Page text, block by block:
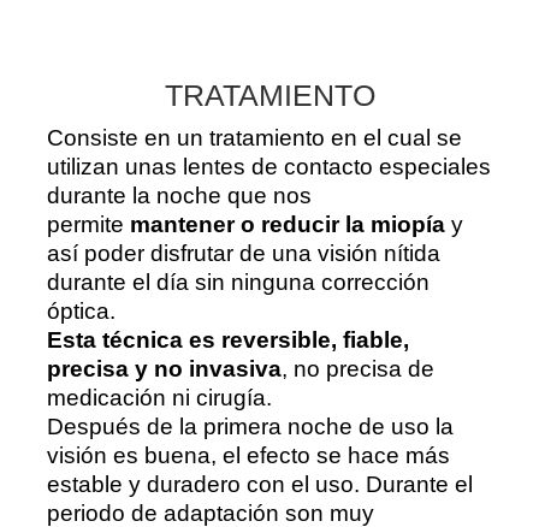
TRATAMIENTO
Consiste en un tratamiento en el cual se
utilizan unas lentes de contacto especiales
durante la noche que nos
permite mantener o reducir la miopía y
así poder disfrutar de una visión nítida
durante el día sin ninguna corrección
óptica.
Esta técnica es reversible, fiable,
precisa y no invasiva, no precisa de
medicación ni cirugía.
Después de la primera noche de uso la
visión es buena, el efecto se hace más
estable y duradero con el uso. Durante el
periodo de adaptación son muy